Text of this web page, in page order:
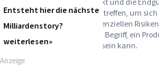
eine Anlageentscheidung treffen, um
insbesondere über die potenziellen
Warnhinweise: Sie sind im Begriff, ein
und schwer zu verstehen sein kann.
Entsteht hier die nächste
Milliardenstory?
weiterlesen»
Anzeige